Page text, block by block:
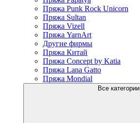
Пряжа Punk Rock Unicorn
Пряжа Sultan
Пряжа Vizell
Пряжа YarnArt
Другие фирмы
Пряжа Китай
Пряжа Concept by Katia
Пряжа Lana Gatto
Пряжа Mondial
Все категории